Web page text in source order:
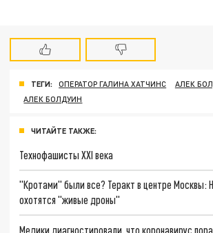
ТЕГИ: ОПЕРАТОР ГАЛИНА ХАТЧИНС
АЛЕК
АЛЕК БОЛДУИН
ЧИТАЙТЕ ТАКЖЕ:
Технофашисты XXI века
"Кротами" были все? Теракт в центре Москвы:
охотятся "живые дроны"
Медики диагностировали, что коронавирус